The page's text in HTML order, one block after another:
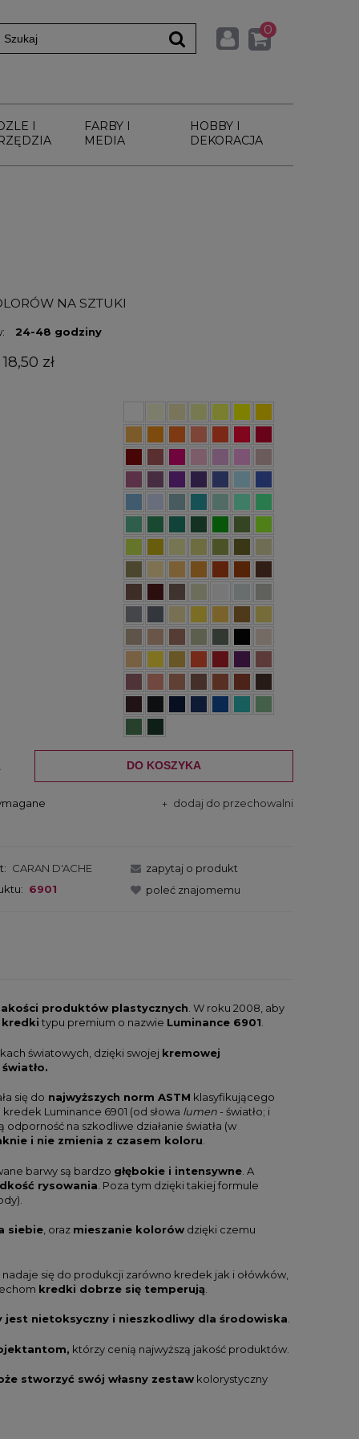
0
I
FARBY I
MEDIA
HOBBY I
DEKORACJA
NA SZTUKI
24-48 godziny
18,50 zł
DO KOSZYKA
dodaj do przechowalni
CARAN D'ACHE
6901
zapytaj o produkt
poleć znajomemu
produktów plastycznych. W roku 2008, aby
typu premium o nazwie Luminance 6901.
światowych, dzięki swojej kremowej
się do najwyższych norm ASTM klasyfikującego
kredek Luminance 6901 (od słowa lumen - światło; i
na szkodliwe działanie światła (w
i nie zmienia z czasem koloru.
barwy są bardzo głębokie i intensywne . A
rysowania . Poza tym dzięki takiej formule
siebie, oraz mieszanie kolorów dzięki czemu
nadaje się do produkcji zarówno kredek jak i ołówków,
kredki dobrze się temperują
nietoksyczny i nieszkodliwy dla środowiska.
którzy cenią najwyższą jakość produktów.
stworzyć swój własny zestaw kolorystyczny